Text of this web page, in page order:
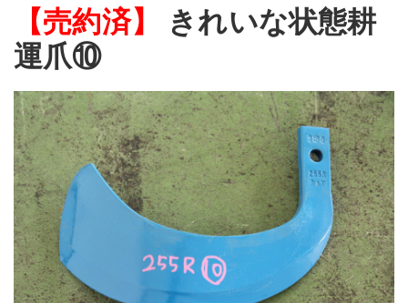
【売約済】
きれいな状態耕
運爪⑩